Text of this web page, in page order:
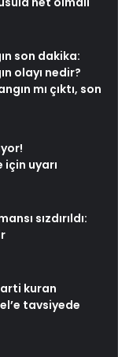
son dakika:
olayı nedir?
mı çıktı, son
uyarı
sızdırıldı:
kuran
tavsiyede